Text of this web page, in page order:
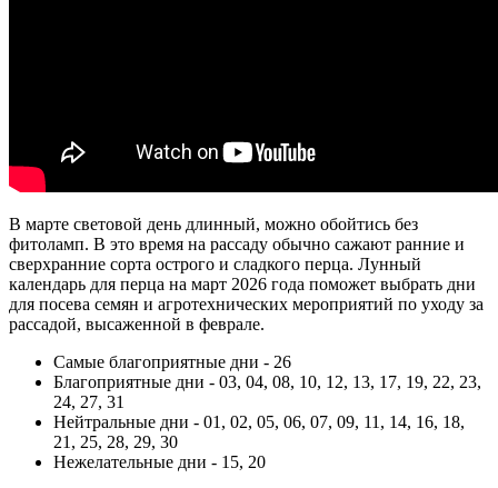
В марте световой день длинный, можно обойтись без
фитоламп. В это время на рассаду обычно сажают ранние и
сверхранние сорта острого и сладкого перца. Лунный
календарь для перца на март 2026 года поможет выбрать дни
для посева семян и агротехнических мероприятий по уходу за
рассадой, высаженной в феврале.
Самые благоприятные дни - 26
Благоприятные дни - 03, 04, 08, 10, 12, 13, 17, 19, 22, 23,
24, 27, 31
Нейтральные дни - 01, 02, 05, 06, 07, 09, 11, 14, 16, 18,
21, 25, 28, 29, 30
Нежелательные дни - 15, 20